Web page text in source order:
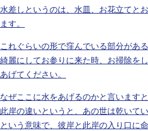
水差しというのは、水皿、お花立てと
ます。
これぐらいの形で窪んでいる部分があ
綺麗にしてお参りに来た時、お掃除を
あげてください。
なぜここに水をあげるのかと言います
此岸の違いというと、あの世は乾いて
という意味で、彼岸と此岸の入り口に